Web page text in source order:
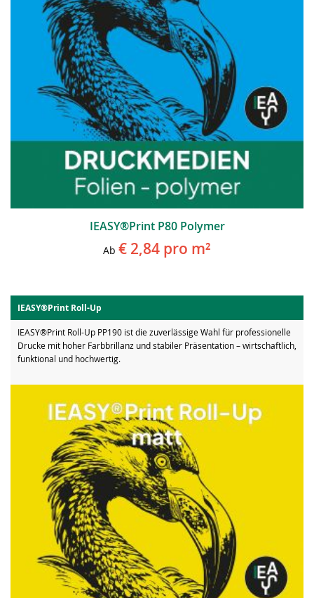
IEASY®Print P80 Polymer
Ab € 2,84 pro m²
IEASY®Print Roll-Up
IEASY®Print Roll-Up PP190 ist die zuverlässige Wahl für professionelle
Drucke mit hoher Farbbrillanz und stabiler Präsentation – wirtschaftlich,
funktional und hochwertig.